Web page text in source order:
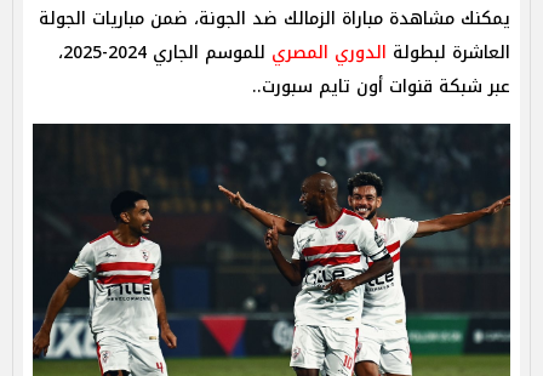
يمكنك مشاهدة مباراة الزمالك ضد الجونة، ضمن مباريات الجولة
العاشرة لبطولة الدوري المصري للموسم الجاري 2024-2025
،
عبر شبكة قنوات أون تايم سبورت..